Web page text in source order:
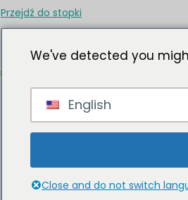
Przejdź do stopki
We've detected you
English
Close and do not switch